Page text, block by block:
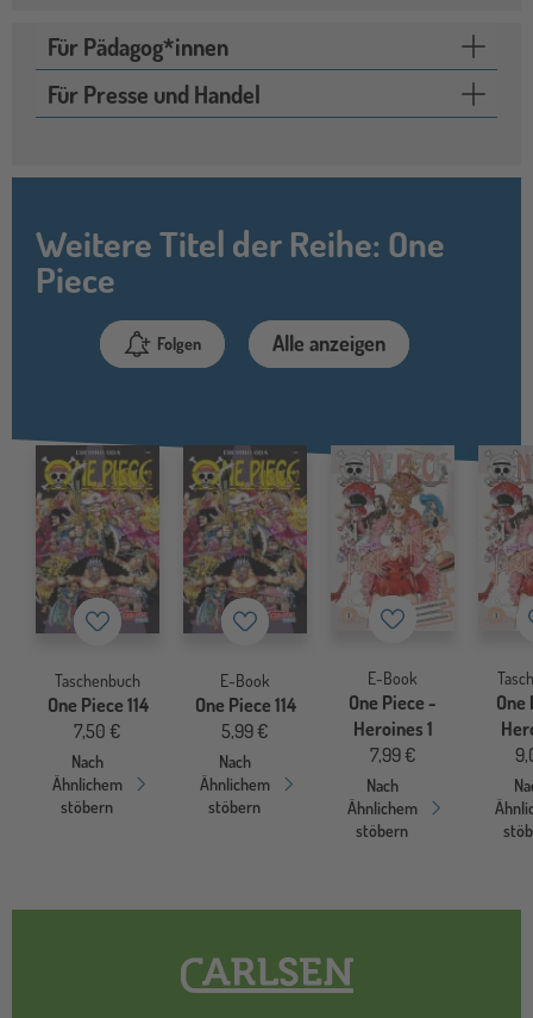
Für Pädagog*innen
Für Presse und Handel
Weitere Titel der Reihe: One
Piece
Folgen Alle anzeigen
Merkzettel
Taschenbuch
One Piece 114
7,50 €
Nach
Ähnlichem
stöbern
Merkzettel
E-Book
One Piece 114
5,99 €
Nach
Ähnlichem
stöbern
Merkzettel
E-Book
One Piece -
Heroines 1
7,99 €
Nach
Ähnlichem
stöbern
One